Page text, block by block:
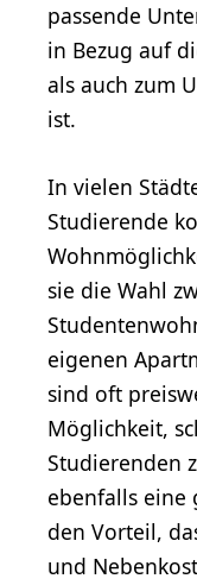
passende
in Bezug auf
als auch zum
ist.
In vielen
Studierende
sie die Wahl
eigenen
sind oft
Möglichkeit,
Studierenden
ebenfalls eine
den Vorteil,
und